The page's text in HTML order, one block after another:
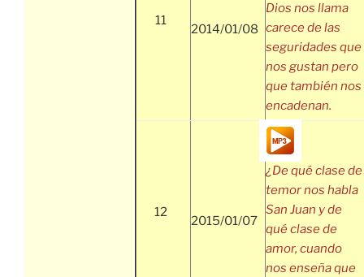
11
2014/01/08
Dios nos llama
carece de las
seguridades que
nos gustan pero
que también nos
encadenan.
12
2015/01/07
¿De qué clase de
temor nos habla
San Juan y de
qué clase de
amor, cuando
nos enseña que